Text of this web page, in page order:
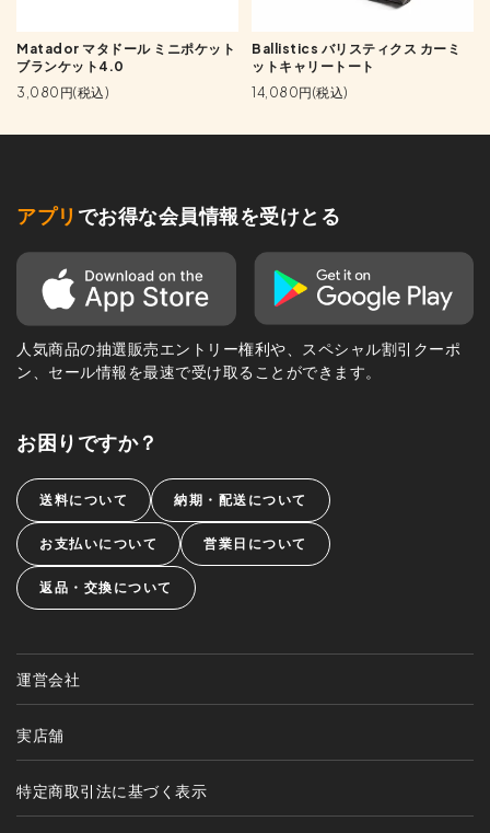
Matador マタドール ミニポケット
ブランケット4.0
3,080円(税込)
Ballistics バリスティクス カーミ
ットキャリートート
14,080円(税込)
アプリ でお得な会員情報を受けとる
人気商品の抽選販売エントリー権利や、スペシャル割引クーポ
ン、セール情報を最速で受け取ることができます。
お困りですか？
送料について 納期・配送について
お支払いについて 営業日について
返品・交換について
運営会社
実店舗
特定商取引法に基づく表示